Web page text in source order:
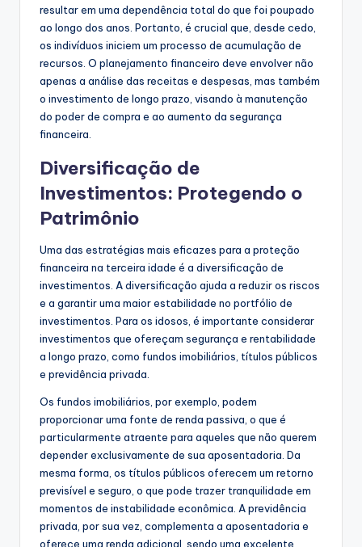
resultar em uma dependência total do que foi poupado
ao longo dos anos. Portanto, é crucial que, desde cedo,
os indivíduos iniciem um processo de acumulação de
recursos. O planejamento financeiro deve envolver não
apenas a análise das receitas e despesas, mas também
o investimento de longo prazo, visando à manutenção
do poder de compra e ao aumento da segurança
financeira.
Diversificação de
Investimentos: Protegendo o
Patrimônio
Uma das estratégias mais eficazes para a proteção
financeira na terceira idade é a diversificação de
investimentos. A diversificação ajuda a reduzir os riscos
e a garantir uma maior estabilidade no portfólio de
investimentos. Para os idosos, é importante considerar
investimentos que ofereçam segurança e rentabilidade
a longo prazo, como fundos imobiliários, títulos públicos
e previdência privada.
Os fundos imobiliários, por exemplo, podem
proporcionar uma fonte de renda passiva, o que é
particularmente atraente para aqueles que não querem
depender exclusivamente de sua aposentadoria. Da
mesma forma, os títulos públicos oferecem um retorno
previsível e seguro, o que pode trazer tranquilidade em
momentos de instabilidade econômica. A previdência
privada, por sua vez, complementa a aposentadoria e
oferece uma renda adicional, sendo uma excelente